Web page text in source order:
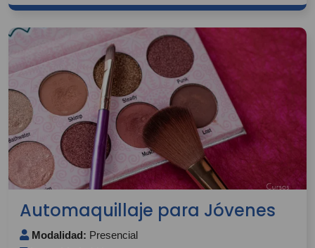
Automaquillaje para Jóvenes
Modalidad: Presencial